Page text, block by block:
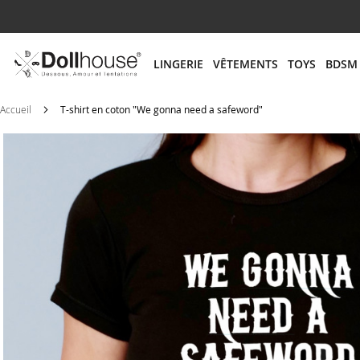
LINGERIE VÊTEMENTS TOYS BDSM
# ENTREZ AU MOINS 3 CARACTÈRES POUR LANCER
Accueil T-shirt en coton "We gonna need a safeword"